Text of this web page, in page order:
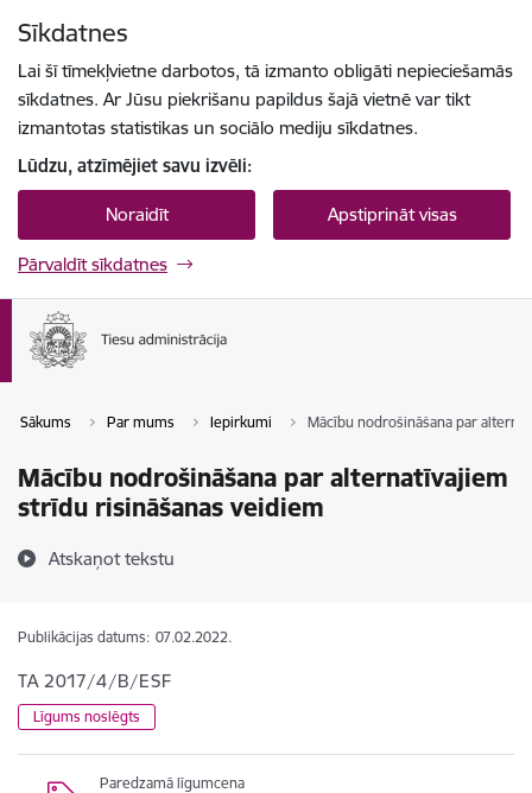
Sīkdatnes
Lai šī tīmekļvietne darbotos, tā izmanto obligāti nepieciešamās
sīkdatnes. Ar Jūsu piekrišanu papildus šajā vietnē var tikt
izmantotas statistikas un sociālo mediju sīkdatnes.
Lūdzu, atzīmējiet savu izvēli:
Noraidīt Apstiprināt visas
Pārvaldīt sīkdatnes
Sākums Par mums Iepirkumi Mācību nodrošināšana par
Mācību nodrošināšana par alternatīvajiem
strīdu risināšanas veidiem
Atskaņot tekstu
Publikācijas datums: 07.02.2022.
TA 2017/4/B/ESF
Līgums noslēgts
Paredzamā līgumcena